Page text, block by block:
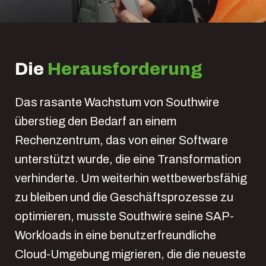
Die Herausforderung
Das rasante Wachstum von Southwire
überstieg den Bedarf an einem
Rechenzentrum, das von einer Software
unterstützt wurde, die eine Transformation
verhinderte. Um weiterhin wettbewerbsfähig
zu bleiben und die Geschäftsprozesse zu
optimieren, musste Southwire seine SAP-
Workloads in eine benutzerfreundliche
Cloud-Umgebung migrieren, die die neueste